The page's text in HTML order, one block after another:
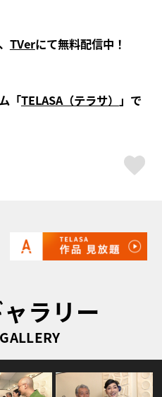
TVerにて無料配信中！
「TELASA（テラサ） 」で
ラリー